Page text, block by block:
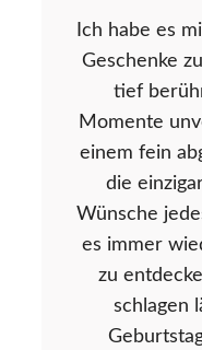
Ich habe es
Geschenke
tief
Momente
einem fein
die
Wünsche
es immer
zu
schlagen